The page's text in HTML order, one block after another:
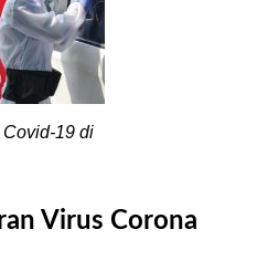
19 di
Virus Corona